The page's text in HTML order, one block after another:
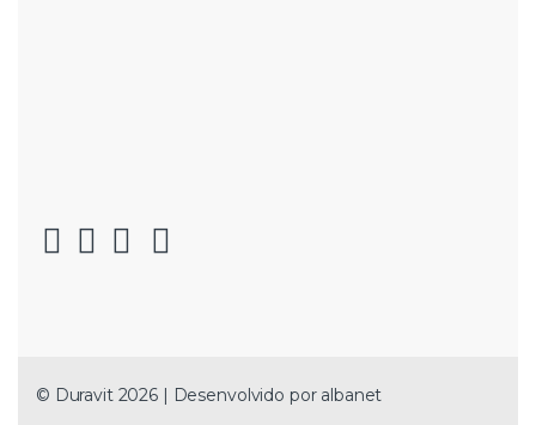
© Duravit 2026 | Desenvolvido por albanet